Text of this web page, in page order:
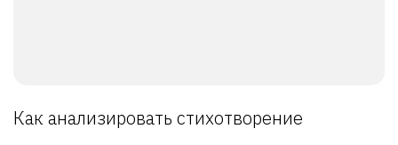
Как анализировать стихотворение